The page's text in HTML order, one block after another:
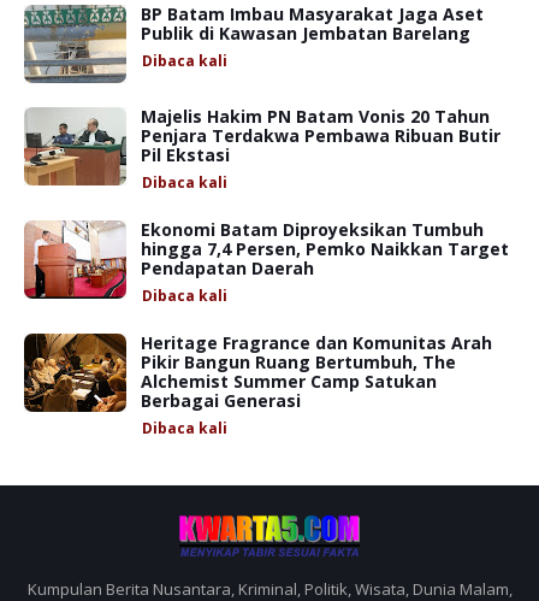
BP Batam Imbau Masyarakat Jaga Aset
Publik di Kawasan Jembatan Barelang
Dibaca kali
Majelis Hakim PN Batam Vonis 20 Tahun
Penjara Terdakwa Pembawa Ribuan Butir
Pil Ekstasi
Dibaca kali
Ekonomi Batam Diproyeksikan Tumbuh
hingga 7,4 Persen, Pemko Naikkan Target
Pendapatan Daerah
Dibaca kali
Heritage Fragrance dan Komunitas Arah
Pikir Bangun Ruang Bertumbuh, The
Alchemist Summer Camp Satukan
Berbagai Generasi
Dibaca kali
Kumpulan Berita Nusantara, Kriminal, Politik, Wisata, Dunia Malam,